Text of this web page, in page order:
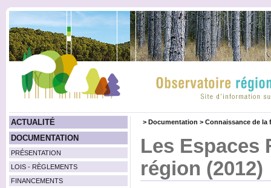
ACTUALITÉ
DOCUMENTATION
PRÉSENTATION
LOIS - RÈGLEMENTS
FINANCEMENTS
> Documentation > Connaissance de la
Les Espaces
région (2012)